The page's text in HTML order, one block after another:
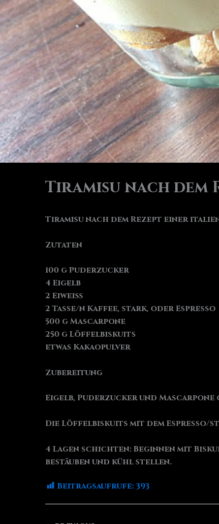
Tiramisu nach dem
Tiramisu nach dem Rezept einer
Zutaten
100 g Puderzucker
4 Eigelb
2 Eiweiß
2 Tasse/n Kaffee, stark, oder Espresso
500 g Mascarpone
250 g Löffelbiskuits
etwas Kakaopulver
Zubereitung
Eigelb, Puderzucker und
Die Löffelbiskuits mit dem Espresso/
4 Lagen schichten: Beginnen mit
bestäuben und kühl stellen.
Beitragsaufrufe:393